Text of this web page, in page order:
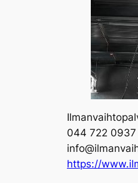
044 722 0937
https://